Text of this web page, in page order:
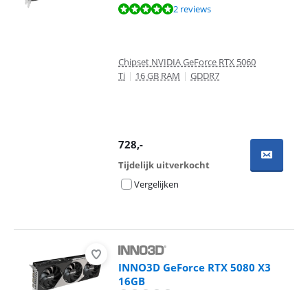
Beoordeling is 9,6 van de 10, gebaseerd op 2 reviews.
2 reviews
Chipset NVIDIA GeForce RTX 5060
Ti | 16 GB RAM | GDDR7
728,-
Tijdelijk uitverkocht
Vergelijken
INNO3D GeForce RTX 5080 X3
16GB